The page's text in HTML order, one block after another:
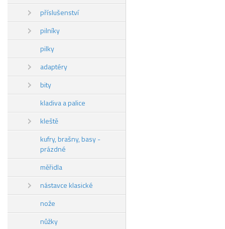
příslušenství
pilníky
pilky
adaptéry
bity
kladiva a palice
kleště
kufry, brašny, basy -
prázdné
měřidla
nástavce klasické
nože
nůžky